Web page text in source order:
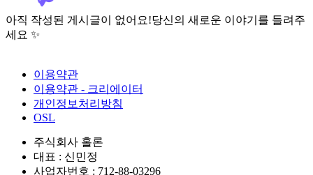
아직 작성된 게시글이 없어요!당신의 새로운 이야기를 들려주
세요 ✨
이용약관
이용약관 - 크리에이터
개인정보처리방침
OSL
주식회사 홀론
대표 : 신민정
사업자번호 : 712-88-03296